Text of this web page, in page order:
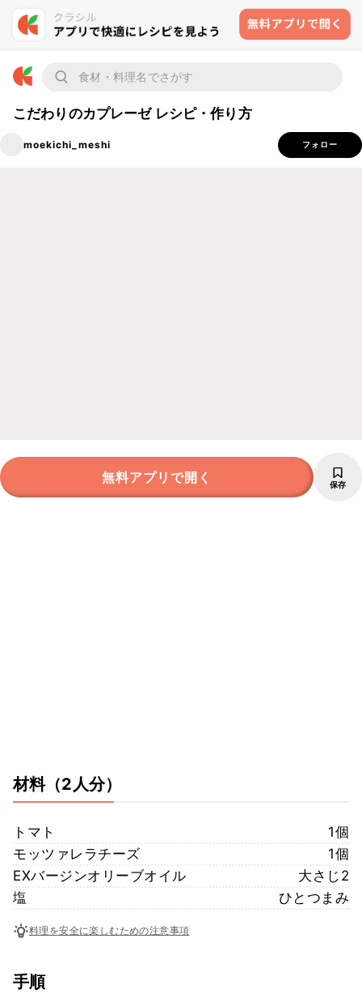
こだわりのカプレーゼ レシピ・作り方
moekichi_meshi フォロー
無料アプリで開く 保存
材料（2人分）
トマト
1個
モッツァレラチーズ
1個
EXバージンオリーブオイル
大さじ2
塩
ひとつまみ
料理を安全に楽しむための注意事項
手順